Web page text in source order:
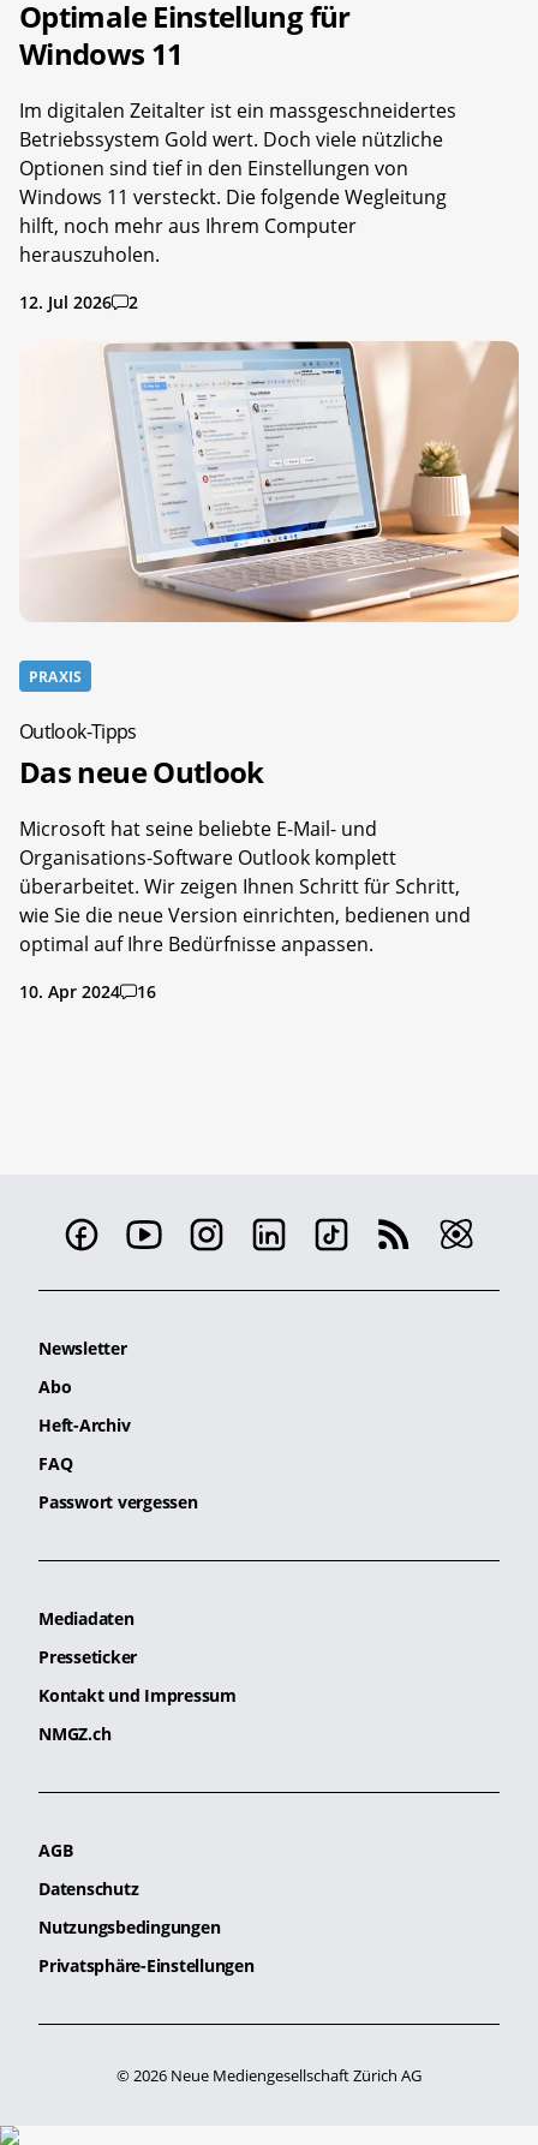
Optimale Einstellung für
Windows 11
Im digitalen Zeitalter ist ein massgeschneidertes
Betriebssystem Gold wert. Doch viele nützliche
Optionen sind tief in den Einstellungen von
Windows 11 versteckt. Die folgende Wegleitung
hilft, noch mehr aus Ihrem Computer
herauszuholen.
12. Jul 2026 2
PRAXIS
Outlook-Tipps
Das neue Outlook
Microsoft hat seine beliebte E-Mail- und
Organisations-Software Outlook komplett
überarbeitet. Wir zeigen Ihnen Schritt für Schritt,
wie Sie die neue Version einrichten, bedienen und
optimal auf Ihre Bedürfnisse anpassen.
10. Apr 2024 16
Newsletter
Abo
Heft-Archiv
FAQ
Passwort vergessen
Mediadaten
Presseticker
Kontakt und Impressum
NMGZ.ch
AGB
Datenschutz
Nutzungsbedingungen
Privatsphäre-Einstellungen
© 2026 Neue Mediengesellschaft Zürich AG